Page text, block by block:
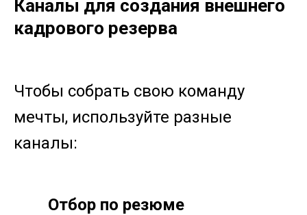
Каналы для создания внешнего
кадрового резерва
Чтобы собрать свою команду
мечты, используйте разные
каналы:
Отбор по резюме